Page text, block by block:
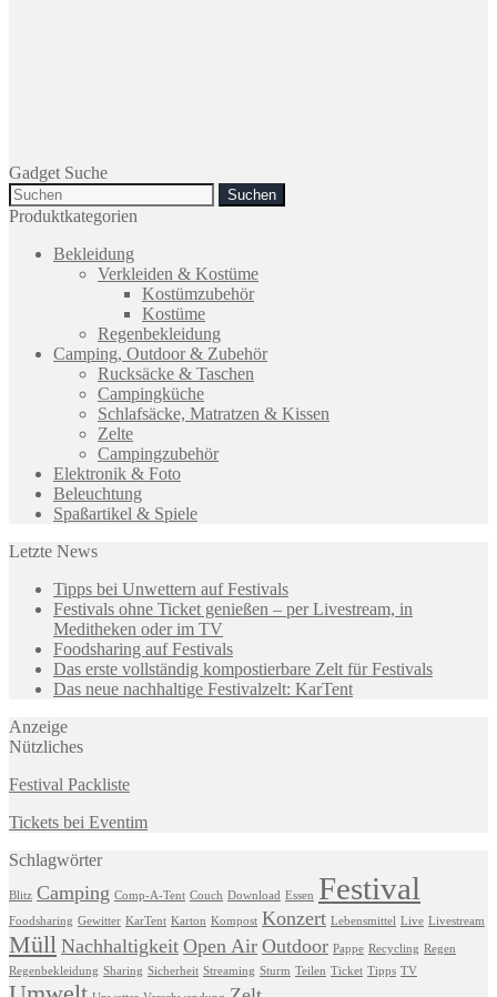
Gadget Suche
Search
for:
Produktkategorien
Bekleidung
Verkleiden & Kostüme
Kostümzubehör
Kostüme
Regenbekleidung
Camping, Outdoor & Zubehör
Rucksäcke & Taschen
Campingküche
Schlafsäcke, Matratzen & Kissen
Zelte
Campingzubehör
Elektronik & Foto
Beleuchtung
Spaßartikel & Spiele
Letzte News
Tipps bei Unwettern auf Festivals
Festivals ohne Ticket genießen – per Livestream, in
Meditheken oder im TV
Foodsharing auf Festivals
Das erste vollständig kompostierbare Zelt für Festivals
Das neue nachhaltige Festivalzelt: KarTent
Anzeige
Nützliches
Festival Packliste
Tickets bei Eventim
Schlagwörter
Blitz Camping Comp-A-Tent Couch Download Essen Festival
Foodsharing Gewitter KarTent Karton Kompost Konzert Lebensmittel Live Livestream
Müll Nachhaltigkeit Open Air Outdoor Pappe Recycling Regen
Regenbekleidung Sharing Sicherheit Streaming Sturm Teilen Ticket Tipps TV